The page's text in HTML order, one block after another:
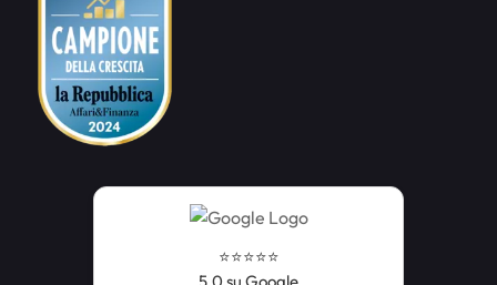
⭐️⭐️⭐️⭐️⭐️
5,0 su Google